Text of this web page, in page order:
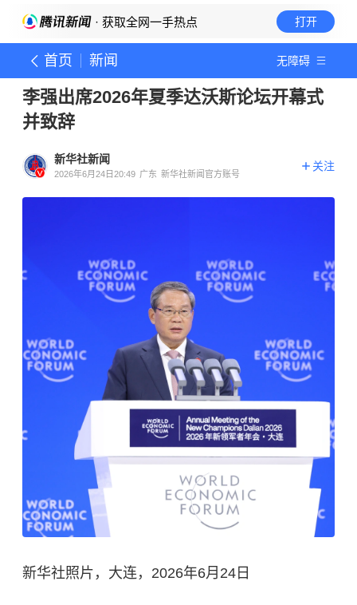
· 获取全网一手热点 打开
首页 新闻 无障碍
李强出席2026年夏季达沃斯论坛开幕式
并致辞
新华社新闻
2026年6月24日20:49 广东 新华社新闻官方账号
关注
新华社照片，大连，2026年6月24日